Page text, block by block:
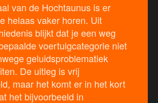
van de Hochtaunus is er
helaas vaker horen. Uit
blijkt dat je een weg
voertuigcategorie niet
geluidsproblematiek
De uitleg is vrij
maar het komt er in het kort
het bijvoorbeeld in